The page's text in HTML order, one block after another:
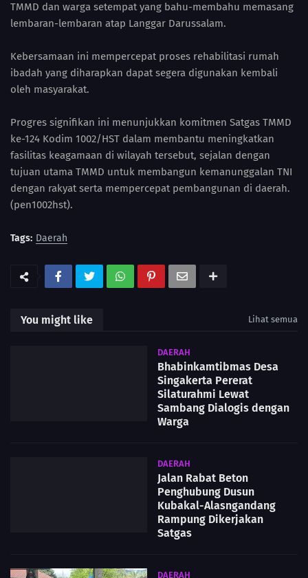
TMMD dan warga setempat yang bahu-membahu memasang
lembaran-lembaran atap Langgar Darussalam.
Kebersamaan ini mempercepat proses rehabilitasi rumah
ibadah yang diharapkan dapat segera digunakan kembali
oleh masyarakat.
Progres signifikan ini menunjukkan komitmen Satgas TMMD
ke-124 Kodim 1002/HST dalam membantu meningkatkan
fasilitas keagamaan di wilayah tersebut, sejalan dengan
tujuan utama TMMD untuk membangun kemanunggalan TNI
dengan rakyat serta mempercepat pembangunan di daerah.
(pen1002hst).
Tags: Daerah
You might like Lihat semua
DAERAH
Bhabinkamtibmas Desa
Singakerta Pererat
Silaturahmi Lewat
Sambang Dialogis dengan
Warga
DAERAH
Jalan Rabat Beton
Penghubung Dusun
Kubakal-Alasngandang
Rampung Dikerjakan
Satgas
DAERAH